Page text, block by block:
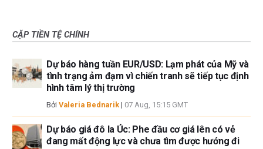
CẶP TIỀN TỆ CHÍNH
Dự báo hàng tuần EUR/USD: Lạm phát của Mỹ và
tình trạng ảm đạm vì chiến tranh sẽ tiếp tục định
hình tâm lý thị trường
Bởi Valeria Bednarik | 07 Aug, 15:15 GMT
Dự báo giá đô la Úc: Phe đầu cơ giá lên có vẻ
đang mất động lực và chưa tìm được hướng đi